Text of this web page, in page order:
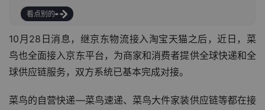
看点别的
10月28日消息，继京东物流接入淘宝天猫之后，近日，菜
鸟也全面接入京东平台，为商家和消费者提供全球快递和全
球供应链服务，双方系统已基本完成对接。
菜鸟的自营快递—菜鸟速递、菜鸟大件家装供应链等都在接